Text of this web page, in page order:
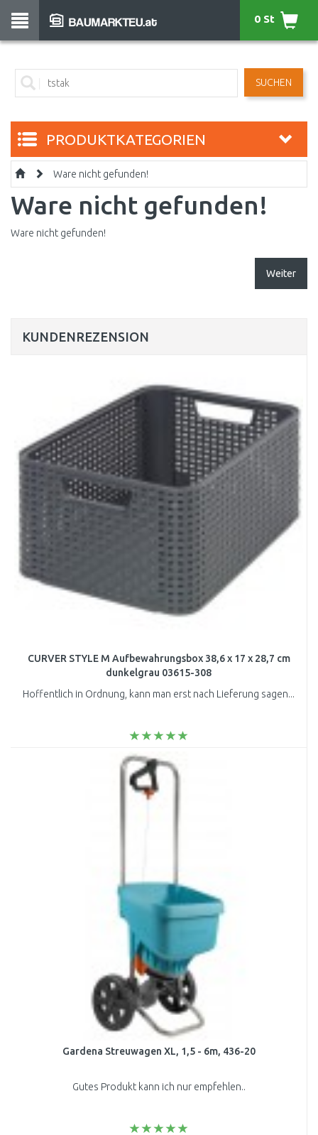
SUCHEN
0 St
PRODUKTKATEGORIEN
Ware nicht gefunden!
Ware nicht gefunden!
Ware nicht gefunden!
Weiter
KUNDENREZENSION
CURVER STYLE M Aufbewahrungsbox 38,6 x 17 x 28,7 cm
dunkelgrau 03615-308
Hoffentlich in Ordnung, kann man erst nach Lieferung sagen...
Gardena Streuwagen XL, 1,5 - 6m, 436-20
Gutes Produkt kann ich nur empfehlen..